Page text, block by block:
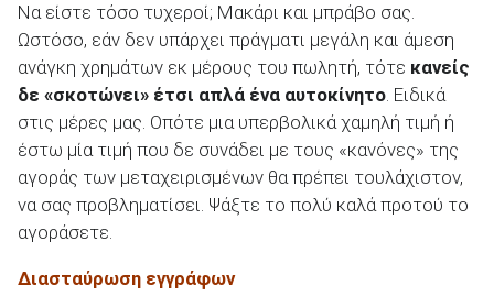
Να είστε τόσο τυχεροί; Μακάρι και μπράβο σας.
Ωστόσο, εάν δεν υπάρχει πράγματι μεγάλη και άμεση
ανάγκη χρημάτων εκ μέρους του πωλητή, τότε κανείς
δε «σκοτώνει» έτσι απλά ένα αυτοκίνητο. Ειδικά
στις μέρες μας. Οπότε μια υπερβολικά χαμηλή τιμή ή
έστω μία τιμή που δε συνάδει με τους «κανόνες» της
αγοράς των μεταχειρισμένων θα πρέπει τουλάχιστον,
να σας προβληματίσει. Ψάξτε το πολύ καλά προτού το
αγοράσετε.
Διασταύρωση εγγράφων